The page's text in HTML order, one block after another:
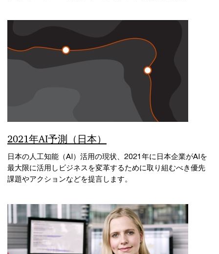
2021年AI予測（日本）
日本の人工知能（AI）活用の現状、2021年に日本企業がAIを
最大限に活用しビジネスを変革するために取り組むべき優先
課題やアクションなどを提言します。